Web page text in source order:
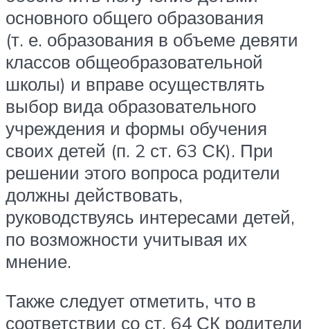
основного общего образования
(т. е. образования в объеме девяти
классов общеобразовательной
школы) и вправе осуществлять
выбор вида образовательного
учреждения и формы обучения
своих детей (п. 2 ст. 63 СК). При
решении этого вопроса родители
должны действовать,
руководствуясь интересами детей,
по возможности учитывая их
мнение.
Также следует отметить, что в
соответствии со ст. 64 СК родители